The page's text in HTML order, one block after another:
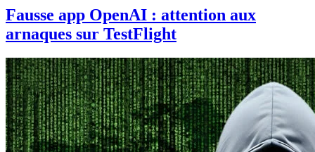
Fausse app OpenAI : attention aux
arnaques sur TestFlight